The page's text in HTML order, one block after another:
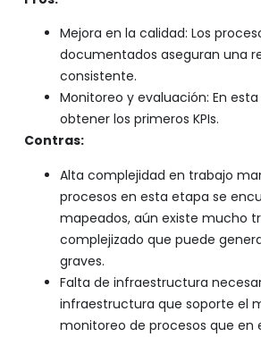
Mejora en la calidad: Los
documentados aseguran una
consistente.
Monitoreo y evaluación: En
obtener los primeros KPIs.
Contras:
Alta complejidad en trabajo
procesos en esta etapa se
mapeados, aún existe mucho
complejizado que puede
graves.
Falta de infraestructura
infraestructura que soporte el
monitoreo de procesos que en